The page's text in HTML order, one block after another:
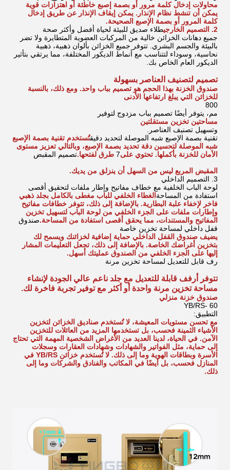
محاولات إدخال كلمة مرور أو بصمة إصبع خاطئة أو اهتزازات قوية
يمكن أن تنشط نظام الإنذار. يمكن إيقاف الإنذار عن طريق إدخال
كلمة المرور أو بصمة الإصبع الصحيحة.
2. التصميم الخارجي
طلاء صديق للبيئة لحياة أفضل وأكثر صحة
جميع دهانات الخزائن خالية من المركبات العضوية المتطايرة ولا تضر
بالبيئة والجسم البشري. تتوفر جميع الخزائن بألوان ذهبية، ذهبية
نحاسية، وسوداء لتتناسب مع أنماط الديكور المختلفة، مما يرتقي بتأثير
الديكور العام الخاص بك.
تصميم لتصنيف العناصر بسهولة
صندوق الخزنة بهذا الحجم هو تصميم بباب واحد. ومع ذلك، بالنسبة
للخزائن التي يبلغ ارتفاعها الأدنى
800
مم، يتوفر أيضًا تصميم بباب مزدوج لتوفير
مساحتين تخزين مستقلتين
وتسهيل تصنيف العناصر.
تقنية بصمة الإصبع شبه الموصلة لتحديد دقيقتُستخدم تقنية بصمة الإصبع
شبه الموصلة لتحسين دقة تحديد بصمة الإصبع، وبالتالي تعزيز مستوى
الأمان للخزنة بأكملها. تحتوي على7 طرق لفتحها.تصميم المقبض
المقبض المربع ليس من السهل أن ينزلق من يديك.
3. التصميم الداخلي
لوحة الباب الخلفية مع خطاف مفاتيح وإطار ملفات لتحقيق أقصى
استفادة من المساحة الغطاء الخلفي للباب مغطى بالكامل بجلد ذهبي
فاخر لإخفاء علبة البطارية. بالإضافة إلى ذلك، تتوفر خطافات مفاتيح
وإطارات ملفات على الجزء الخلفي من لوحة الباب لتسهيل تخزين
المفاتيح والمستندات، مما يحقق أقصى استفادة من المساحة.صندوق
قفل داخلي لمساحة تخزين خاصة
يضيف صندوق القفل الداخلي حماية إضافية لخزائنك ويسمح لك
بتخزين أغراضك الخاصة. بالإضافة إلى ذلك، تجعل التعليمات المشار
إليها على الجزء الخلفي من الصندوق عمليتك أسهل.
رف قابل للتعديل لمساحة تخزين مرنة
تتوفر أرفف قابلة للتعديل مع جلد ناعم عالي الجودة لإنشاء
مساحة تخزين مرنة واحدة أو أكثر مع توفير تجربة فاخرة لك.
صندوق خزنة منزلي
YB/RS- 60
التطبيق:
مع تحسن مستويات المعيشة، لا تُستخدم صناديق الخزائن لتخزين
الأشياء الثمينة فحسب، بل تستخدمها المزيد من العائلات للتخزين
الآمن. في الحياة، لدينا العديد من الأغراض الشخصية المهمة التي تحتاج
إلى حماية، مثل الفواتير والشهادات وشهادات العقارات وسجلات
الأسرة وبطاقات الهوية وما إلى ذلك. لا تُستخدم خزائن YB/RS في
المنازل فحسب، بل أيضًا في المكاتب والفنادق والشركات وما إلى
ذلك.